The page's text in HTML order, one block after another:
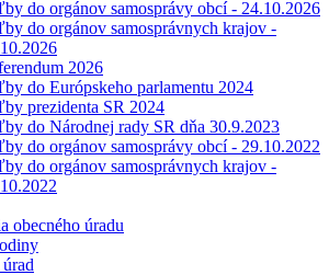
do orgánov samosprávy obcí - 24.10.2026
do orgánov samosprávnych krajov -
2026
do Európskeho parlamentu 2024
prezidenta SR 2024
do Národnej rady SR dňa 30.9.2023
do orgánov samosprávy obcí - 29.10.2022
do orgánov samosprávnych krajov -
obecného úradu